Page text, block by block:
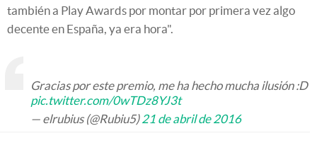
también a Play Awards por montar por primera vez algo
decente en España, ya era hora".
Gracias por este premio, me ha hecho mucha ilusión :D
pic.twitter.com/0wTDz8YJ3t
— elrubius (@Rubiu5)21 de abril de 2016